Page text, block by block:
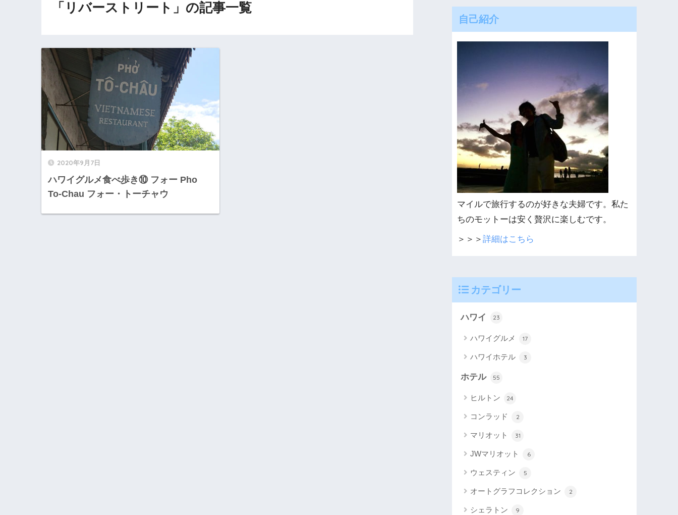
「リバーストリート」の記事一覧
2020年9月7日
ハワイグルメ食べ歩き⑩ フォー Pho
To-Chau フォー・トーチャウ
自己紹介
マイルで旅行するのが好きな夫婦です。私た
ちのモットーは安く贅沢に楽しむです。
＞＞＞詳細はこちら
カテゴリー
ハワイ 23
ハワイグルメ 17
ハワイホテル 3
ホテル 55
ヒルトン 24
コンラッド 2
マリオット 31
JWマリオット 6
ウェスティン 5
オートグラフコレクション 2
シェラトン 9